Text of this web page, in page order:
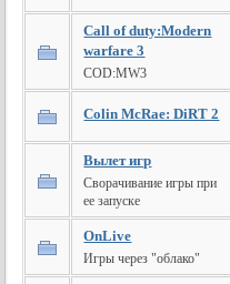
Call of duty:Modern
warfare 3
COD:MW3
Colin McRae: DiRT 2
Вылет игр
Сворачивание игры при
ее запуске
OnLive
Игры через "облако"